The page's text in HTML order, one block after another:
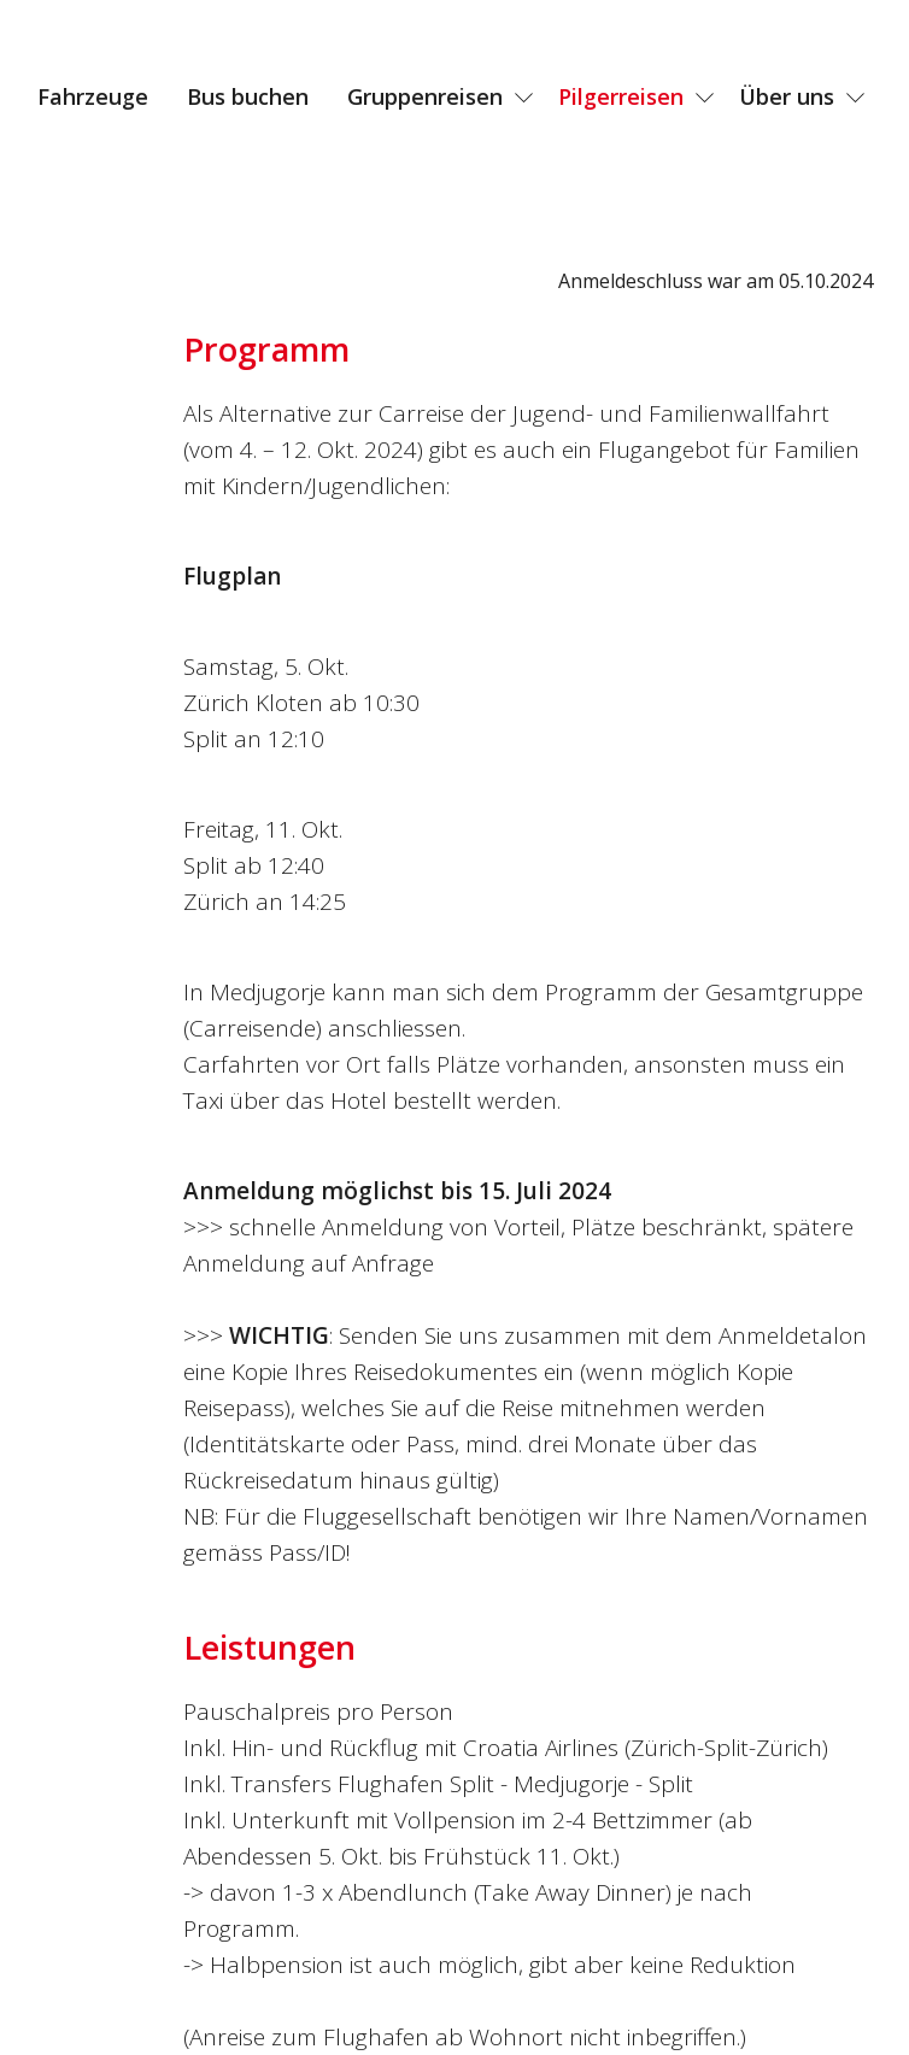
Fahrzeuge Bus buchen Gruppenreisen Pilgerreisen
Über uns
Anmeldeschluss war am 05.10.2024
Programm
Als Alternative zur Carreise der Jugend- und Familienwallfahrt
(vom 4. – 12. Okt. 2024) gibt es auch ein Flugangebot für Familien
mit Kindern/Jugendlichen:
Flugplan
Samstag, 5. Okt.
Zürich Kloten ab 10:30
Split an 12:10
Freitag, 11. Okt.
Split ab 12:40
Zürich an 14:25
In Medjugorje kann man sich dem Programm der Gesamtgruppe
(Carreisende) anschliessen.
Carfahrten vor Ort falls Plätze vorhanden, ansonsten muss ein
Taxi über das Hotel bestellt werden.
Anmeldung möglichst bis 15. Juli 2024
>>> schnelle Anmeldung von Vorteil, Plätze beschränkt, spätere
Anmeldung auf Anfrage
>>> WICHTIG: Senden Sie uns zusammen mit dem Anmeldetalon
eine Kopie Ihres Reisedokumentes ein (wenn möglich Kopie
Reisepass), welches Sie auf die Reise mitnehmen werden
(Identitätskarte oder Pass, mind. drei Monate über das
Rückreisedatum hinaus gültig)
NB: Für die Fluggesellschaft benötigen wir Ihre Namen/Vornamen
gemäss Pass/ID!
Leistungen
Pauschalpreis pro Person
Inkl. Hin- und Rückflug mit Croatia Airlines (Zürich-Split-Zürich)
Inkl. Transfers Flughafen Split - Medjugorje - Split
Inkl. Unterkunft mit Vollpension im 2-4 Bettzimmer (ab
Abendessen 5. Okt. bis Frühstück 11. Okt.)
-> davon 1-3 x Abendlunch (Take Away Dinner) je nach
Programm.
-> Halbpension ist auch möglich, gibt aber keine Reduktion
(Anreise zum Flughafen ab Wohnort nicht inbegriffen.)